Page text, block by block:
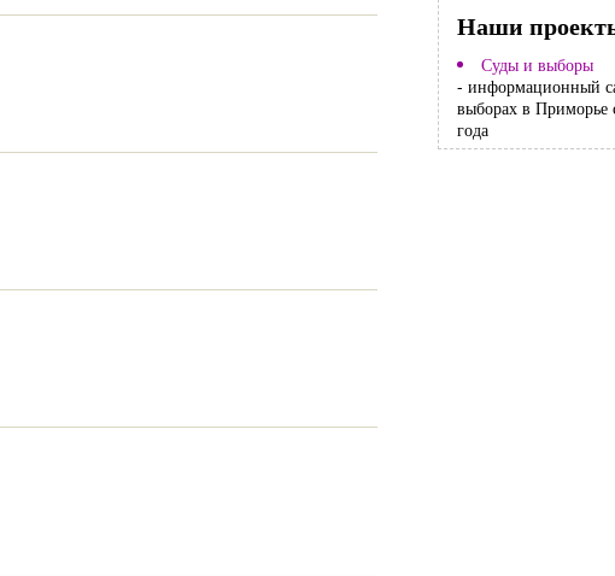
Наши
Суды и выборы
- информационный
выборах в Приморье
года